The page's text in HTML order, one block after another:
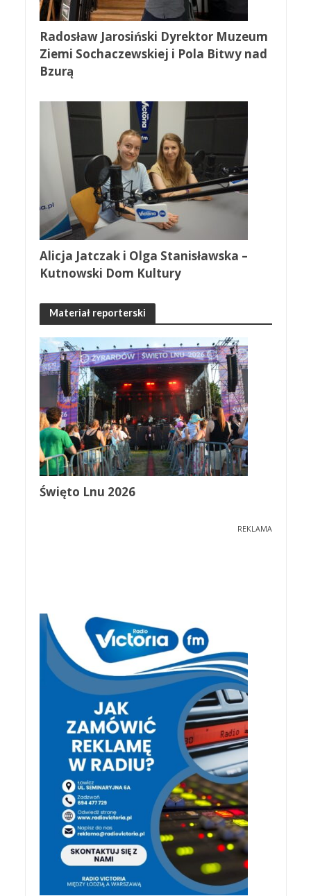
Radosław Jarosiński Dyrektor Muzeum
Ziemi Sochaczewskiej i Pola Bitwy nad
Bzurą
Alicja Jatczak i Olga Stanisławska –
Kutnowski Dom Kultury
Materiał reporterski
Święto Lnu 2026
REKLAMA